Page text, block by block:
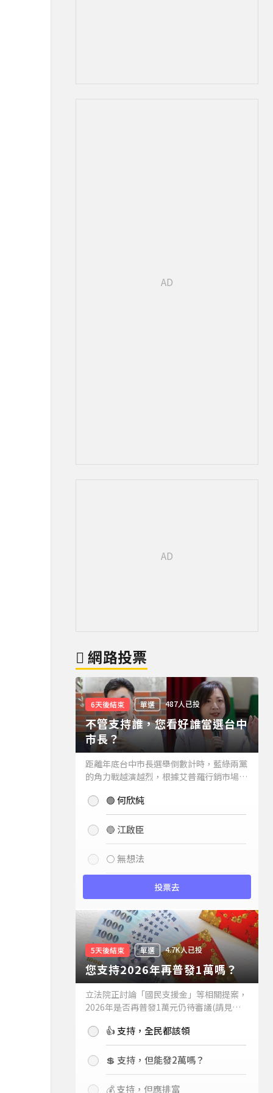
怕預算爆表！
網路投票
6天後結束 單選 487人已投
不管支持誰，您看好誰當選台中
市長？
距離年底台中市長選舉倒數計時，藍綠兩黨
的角力戰越演越烈，根據艾普羅行銷市場研
(詳情請見下方新聞)。而不管支持誰，您看
好誰當選台中市長？
🟢 何欣純
🔵 江啟臣
⚪ 無想法
投票去
5天後結束 單選 4.7K人已投
您支持2026年再普發1萬嗎？
立法院正討論「國民支援金」等相關提案，
2026年是否再普發1萬元仍待審議(請見下
持嗎？👍 支持，全民都該領
💲 支持，但能發2萬嗎？
💰 支持，但應排富